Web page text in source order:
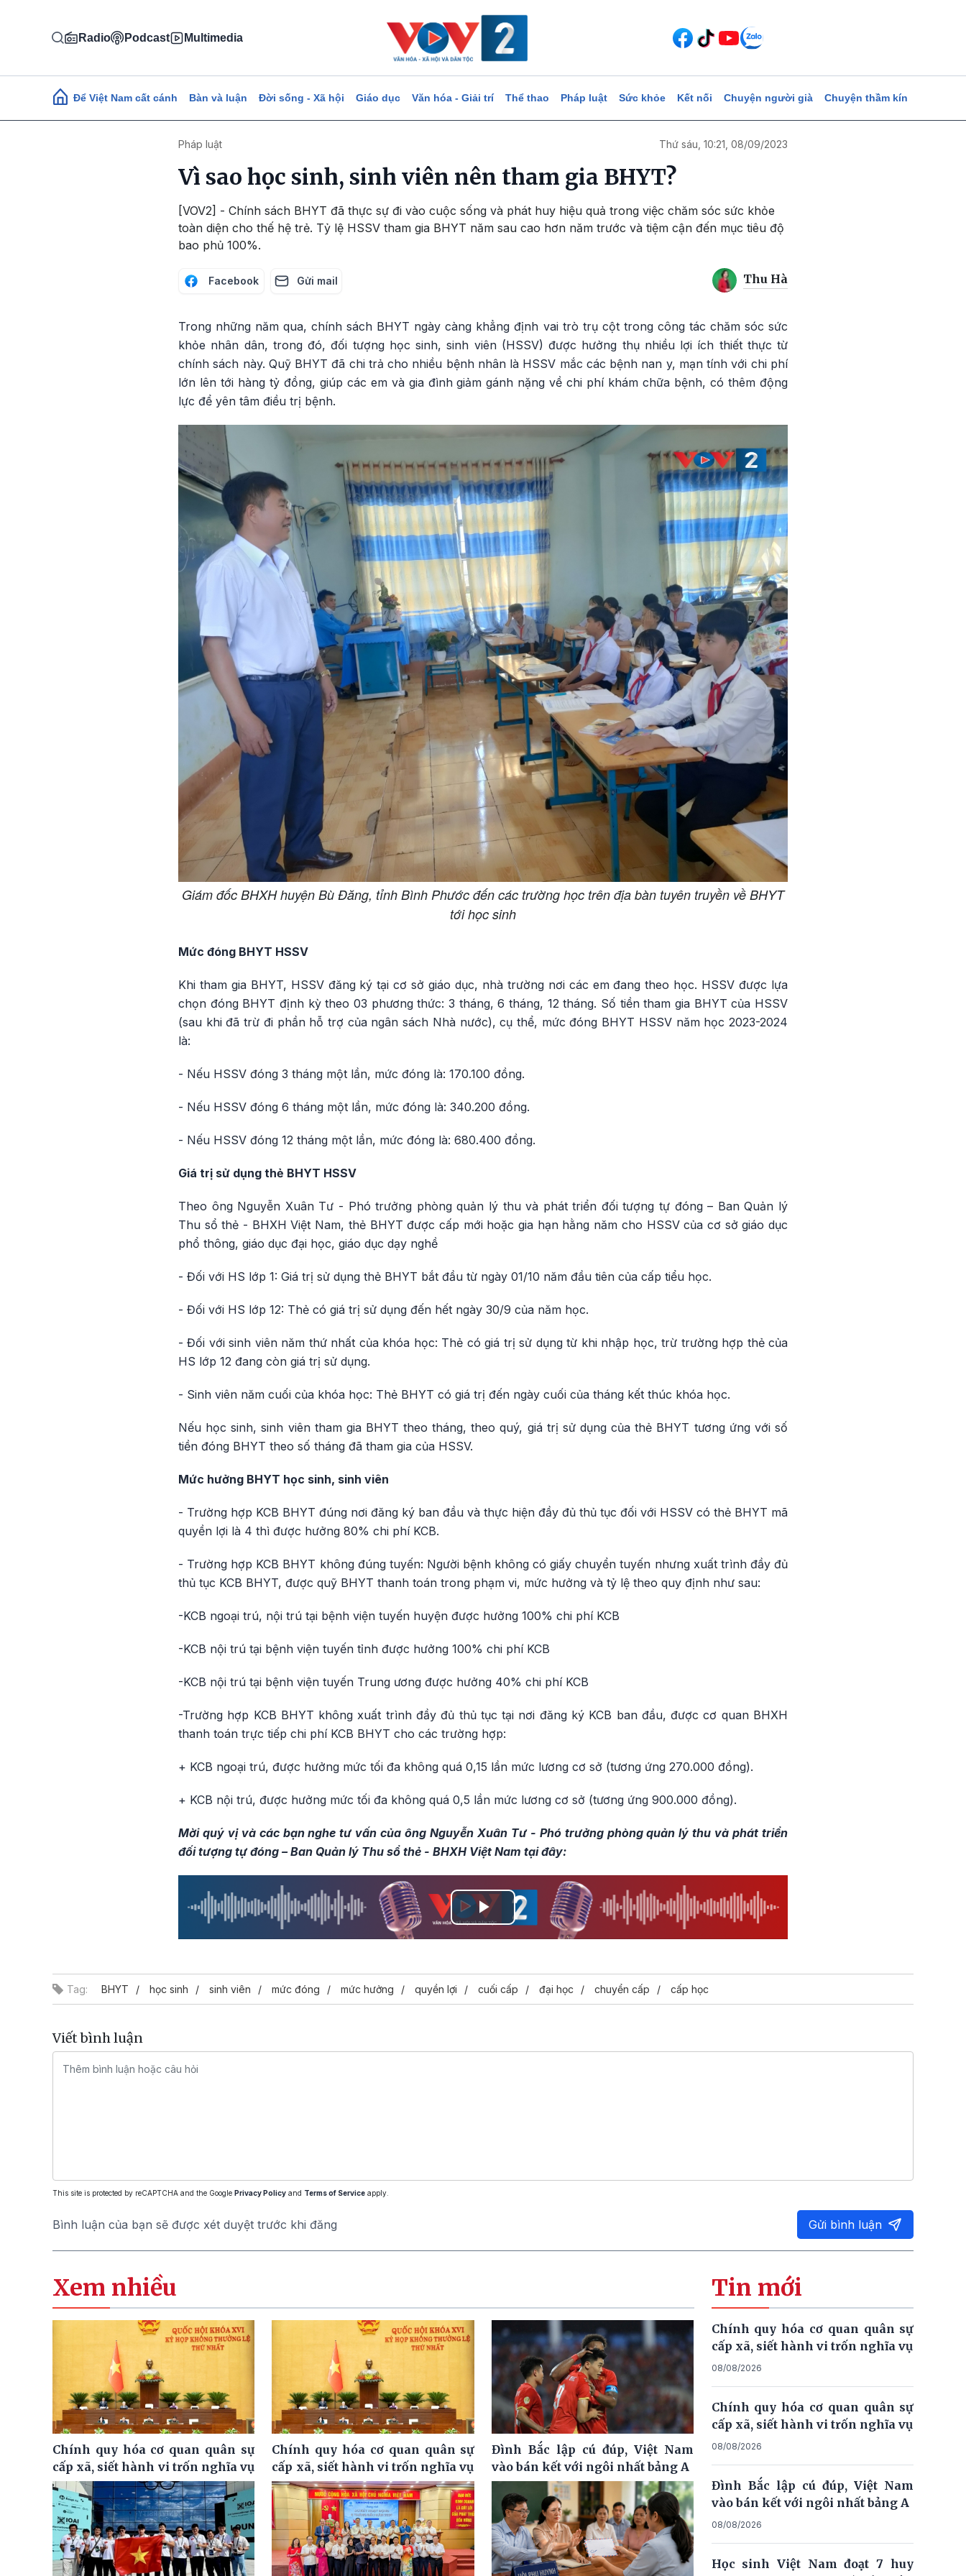
Radio Podcast Multimedia
Main navigation
Để Việt Nam cất cánh Bàn và luận Đời sống - Xã hội Giáo dục Văn hóa - Giải trí Thể thao Pháp luật Sức khỏe Kết nối Chuyện người già Chuyện thầm kín
Pháp luật Thứ sáu, 10:21, 08/09/2023
Vì sao học sinh, sinh viên nên tham gia BHYT?
[VOV2] - Chính sách BHYT đã thực sự đi vào cuộc sống và phát huy hiệu quả trong việc chăm sóc sức khỏe
toàn diện cho thế hệ trẻ. Tỷ lệ HSSV tham gia BHYT năm sau cao hơn năm trước và tiệm cận đến mục tiêu độ
bao phủ 100%.
Facebook Gửi mail Thu Hà
Trong những năm qua, chính sách BHYT ngày càng khẳng định vai trò trụ cột trong công tác chăm sóc sức
khỏe nhân dân, trong đó, đối tượng học sinh, sinh viên (HSSV) được hưởng thụ nhiều lợi ích thiết thực từ
chính sách này. Quỹ BHYT đã chi trả cho nhiều bệnh nhân là HSSV mắc các bệnh nan y, mạn tính với chi phí
lớn lên tới hàng tỷ đồng, giúp các em và gia đình giảm gánh nặng về chi phí khám chữa bệnh, có thêm động
lực để yên tâm điều trị bệnh.
Giám đốc BHXH huyện Bù Đăng, tỉnh Bình Phước đến các trường học trên địa bàn tuyên truyền về BHYT
tới học sinh
Mức đóng BHYT HSSV
Khi tham gia BHYT, HSSV đăng ký tại cơ sở giáo dục, nhà trường nơi các em đang theo học. HSSV được lựa
chọn đóng BHYT định kỳ theo 03 phương thức: 3 tháng, 6 tháng, 12 tháng. Số tiền tham gia BHYT của HSSV
(sau khi đã trừ đi phần hỗ trợ của ngân sách Nhà nước), cụ thể, mức đóng BHYT HSSV năm học 2023-2024
là:
- Nếu HSSV đóng 3 tháng một lần, mức đóng là: 170.100 đồng.
- Nếu HSSV đóng 6 tháng một lần, mức đóng là: 340.200 đồng.
- Nếu HSSV đóng 12 tháng một lần, mức đóng là: 680.400 đồng.
Giá trị sử dụng thẻ BHYT HSSV
Theo ông Nguyễn Xuân Tư - Phó trưởng phòng quản lý thu và phát triển đối tượng tự đóng – Ban Quản lý
Thu sổ thẻ - BHXH Việt Nam, thẻ BHYT được cấp mới hoặc gia hạn hằng năm cho HSSV của cơ sở giáo dục
phổ thông, giáo dục đại học, giáo dục dạy nghề
- Đối với HS lớp 1: Giá trị sử dụng thẻ BHYT bắt đầu từ ngày 01/10 năm đầu tiên của cấp tiểu học.
- Đối với HS lớp 12: Thẻ có giá trị sử dụng đến hết ngày 30/9 của năm học.
- Đối với sinh viên năm thứ nhất của khóa học: Thẻ có giá trị sử dụng từ khi nhập học, trừ trường hợp thẻ của
HS lớp 12 đang còn giá trị sử dụng.
- Sinh viên năm cuối của khóa học: Thẻ BHYT có giá trị đến ngày cuối của tháng kết thúc khóa học.
Nếu học sinh, sinh viên tham gia BHYT theo tháng, theo quý, giá trị sử dụng của thẻ BHYT tương ứng với số
tiền đóng BHYT theo số tháng đã tham gia của HSSV.
Mức hưởng BHYT học sinh, sinh viên
- Trường hợp KCB BHYT đúng nơi đăng ký ban đầu và thực hiện đầy đủ thủ tục đối với HSSV có thẻ BHYT mã
quyền lợi là 4 thì được hưởng 80% chi phí KCB.
- Trường hợp KCB BHYT không đúng tuyến: Người bệnh không có giấy chuyển tuyến nhưng xuất trình đầy đủ
thủ tục KCB BHYT, được quỹ BHYT thanh toán trong phạm vi, mức hưởng và tỷ lệ theo quy định như sau:
-KCB ngoại trú, nội trú tại bệnh viện tuyến huyện được hưởng 100% chi phí KCB
-KCB nội trú tại bệnh viện tuyến tỉnh được hưởng 100% chi phí KCB
-KCB nội trú tại bệnh viện tuyến Trung ương được hưởng 40% chi phí KCB
-Trường hợp KCB BHYT không xuất trình đầy đủ thủ tục tại nơi đăng ký KCB ban đầu, được cơ quan BHXH
thanh toán trực tiếp chi phí KCB BHYT cho các trường hợp:
+ KCB ngoại trú, được hưởng mức tối đa không quá 0,15 lần mức lương cơ sở (tương ứng 270.000 đồng).
+ KCB nội trú, được hưởng mức tối đa không quá 0,5 lần mức lương cơ sở (tương ứng 900.000 đồng).
Mời quý vị và các bạn nghe tư vấn của ông Nguyễn Xuân Tư - Phó trưởng phòng quản lý thu và phát triển
đối tượng tự đóng – Ban Quản lý Thu sổ thẻ - BHXH Việt Nam tại đây:
Play
Tag: BHYT học sinh sinh viên mức đóng mức hưởng quyền lợi cuối cấp đại học chuyển cấp cấp học
Viết bình luận
This site is protected by reCAPTCHA and the Google Privacy Policy and Terms of Service apply.
Bình luận của bạn sẽ được xét duyệt trước khi đăng Gửi bình luận
Xem nhiều
Chính quy hóa cơ quan quân sự
cấp xã, siết hành vi trốn nghĩa vụ
Chính quy hóa cơ quan quân sự
cấp xã, siết hành vi trốn nghĩa vụ
Đình Bắc lập cú đúp, Việt Nam
vào bán kết với ngôi nhất bảng A
Tin mới
Chính quy hóa cơ quan quân sự
cấp xã, siết hành vi trốn nghĩa vụ
08/08/2026
Chính quy hóa cơ quan quân sự
cấp xã, siết hành vi trốn nghĩa vụ
08/08/2026
Đình Bắc lập cú đúp, Việt Nam
vào bán kết với ngôi nhất bảng A
08/08/2026
Học sinh Việt Nam đoạt 7 huy